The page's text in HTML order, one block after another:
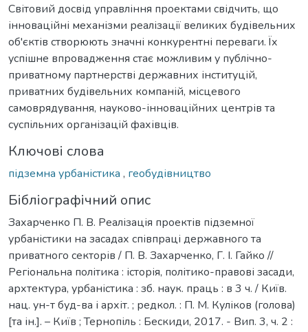
Світовий досвід управління проектами свідчить, що
інноваційні механізми реалізації великих будівельних
об'єктів створюють значні конкурентні переваги. Їх
успішне впровадження стає можливим у публічно-
приватному партнерстві державних інституцій,
приватних будівельних компаній, місцевого
самоврядування, науково-інноваційних центрів та
суспільних організацій фахівців.
Ключові слова
підземна урбаністика , геобудівництво
Бібліографічний опис
Захарченко П. В. Реалізація проектів підземної
урбаністики на засадах співпраці державного та
приватного секторів / П. В. Захарченко, Г. І. Гайко //
Регіональна політика : історія, політико-правові засади,
архтектура, урбаністика : зб. наук. праць : в 3 ч. / Київ.
нац. ун-т буд-ва і архіт. ; редкол. : П. М. Куліков (голова)
[та ін.]. – Київ ; Тернопіль : Бескиди, 2017. - Вип. 3, ч. 2 :